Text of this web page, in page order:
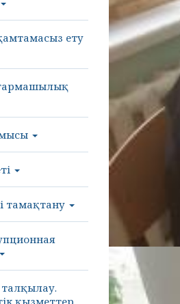
ету
тамақтану
қызметтер